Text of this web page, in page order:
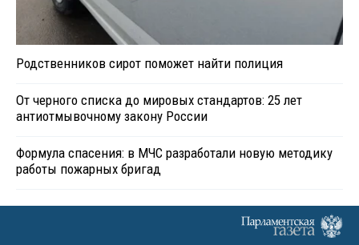
Родственников сирот поможет найти полиция
От черного списка до мировых стандартов: 25 лет
антиотмывочному закону России
Формула спасения: в МЧС разработали новую методику
работы пожарных бригад